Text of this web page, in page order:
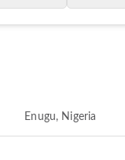
Enugu, Nigeria